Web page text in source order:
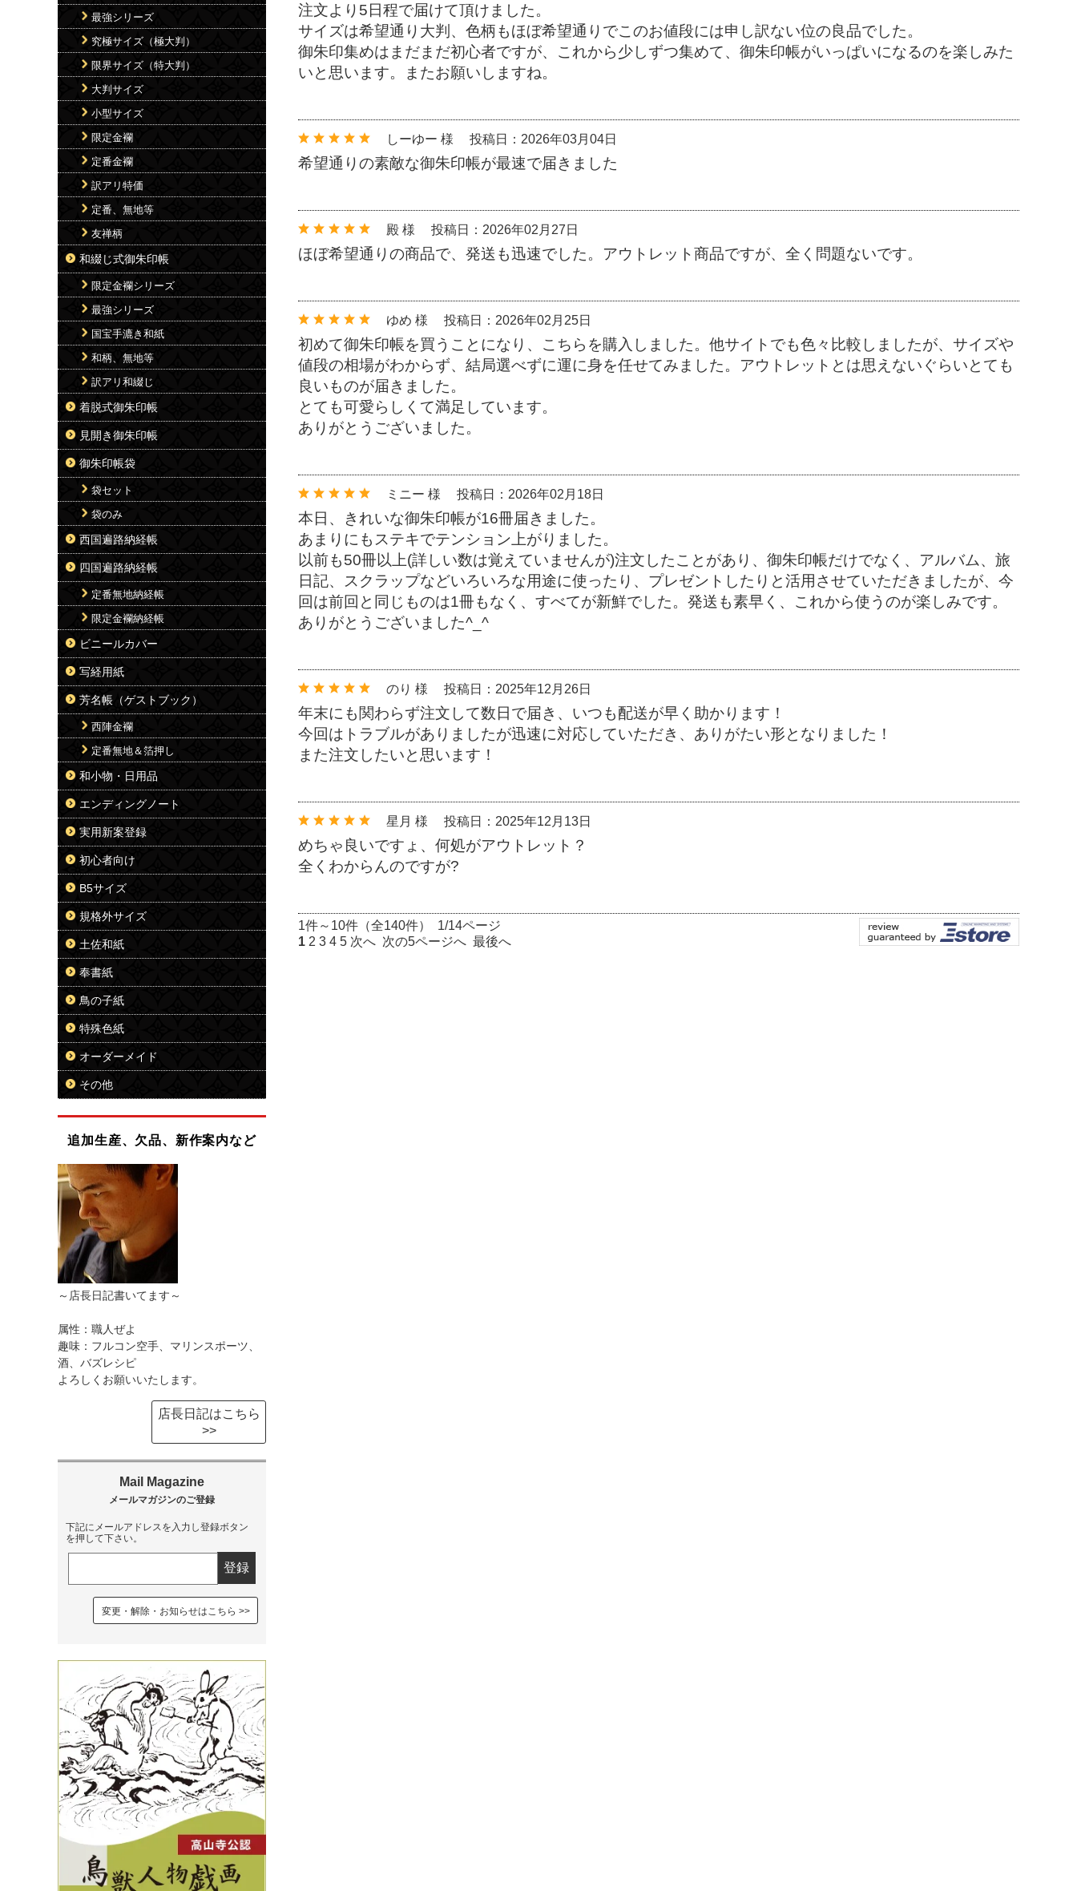
注文より5日程で届けて頂けました。
サイズは希望通り大判、色柄もほぼ希望通りでこのお値段には申し訳ない位の良品でした。
御朱印集めはまだまだ初心者ですが、これから少しずつ集めて、御朱印帳がいっぱいになるのを楽しみた
いと思います。またお願いしますね。
しーゆー 様 投稿日：2026年03月04日
希望通りの素敵な御朱印帳が最速で届きました
殿 様 投稿日：2026年02月27日
ほぼ希望通りの商品で、発送も迅速でした。アウトレット商品ですが、全く問題ないです。
ゆめ 様 投稿日：2026年02月25日
初めて御朱印帳を買うことになり、こちらを購入しました。他サイトでも色々比較しましたが、サイズや
値段の相場がわからず、結局選べずに運に身を任せてみました。アウトレットとは思えないぐらいとても
良いものが届きました。
とても可愛らしくて満足しています。
ありがとうございました。
ミニー 様 投稿日：2026年02月18日
本日、きれいな御朱印帳が16冊届きました。
あまりにもステキでテンション上がりました。
以前も50冊以上(詳しい数は覚えていませんが)注文したことがあり、御朱印帳だけでなく、アルバム、旅
日記、スクラップなどいろいろな用途に使ったり、プレゼントしたりと活用させていただきましたが、今
回は前回と同じものは1冊もなく、すべてが新鮮でした。発送も素早く、これから使うのが楽しみです。
ありがとうございました^_^
のり 様 投稿日：2025年12月26日
年末にも関わらず注文して数日で届き、いつも配送が早く助かります！
今回はトラブルがありましたが迅速に対応していただき、ありがたい形となりました！
また注文したいと思います！
星月 様 投稿日：2025年12月13日
めちゃ良いですょ、何処がアウトレット？
全くわからんのですが?
1件～10件（全140件） 1/14ページ
1 2 3 4 5 次へ 次の5ページへ 最後へ
最強シリーズ
究極サイズ（極大判）
限界サイズ（特大判）
大判サイズ
小型サイズ
限定金襴
定番金襴
訳アリ特価
定番、無地等
友禅柄
和綴じ式御朱印帳
限定金襴シリーズ
最強シリーズ
国宝手漉き和紙
和柄、無地等
訳アリ和綴じ
着脱式御朱印帳
見開き御朱印帳
御朱印帳袋
袋セット
袋のみ
西国遍路納経帳
四国遍路納経帳
定番無地納経帳
限定金襴納経帳
ビニールカバー
写経用紙
芳名帳（ゲストブック）
西陣金襴
定番無地＆箔押し
和小物・日用品
エンディングノート
実用新案登録
初心者向け
B5サイズ
規格外サイズ
土佐和紙
奉書紙
鳥の子紙
特殊色紙
オーダーメイド
その他
追加生産、欠品、新作案内など
～店長日記書いてます～
属性：職人ぜよ
趣味：フルコン空手、マリンスポーツ、
酒、バズレシピ
よろしくお願いいたします。
店長日記はこちら
>>
下記にメールアドレスを入力し登録ボタン
を押して下さい。
変更・解除・お知らせはこちら